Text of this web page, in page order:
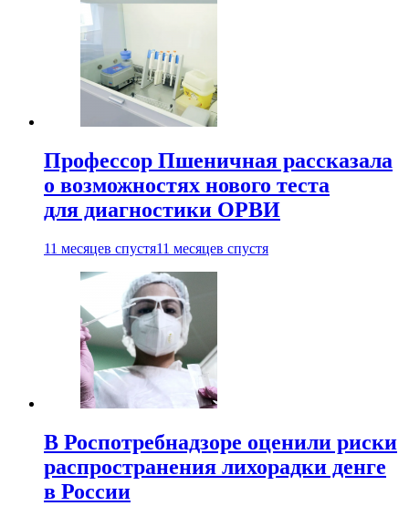
Профессор Пшеничная рассказала
о возможностях нового теста
для диагностики ОРВИ
11 месяцев спустя11 месяцев спустя
В Роспотребнадзоре оценили риски
распространения лихорадки денге
в России